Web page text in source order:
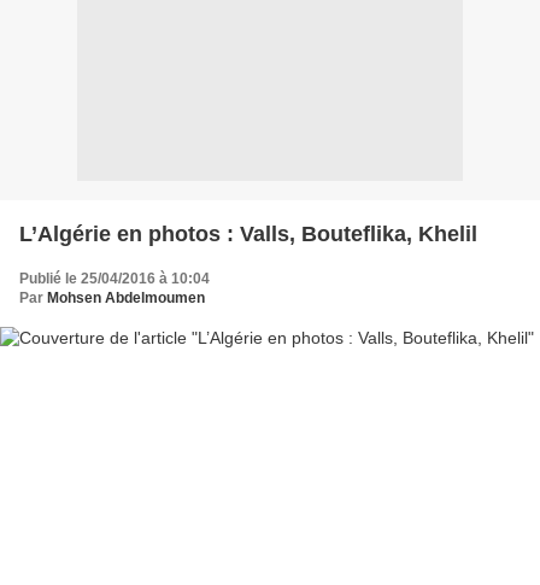
L’Algérie en photos : Valls, Bouteflika, Khelil
Publié le 25/04/2016 à 10:04
Par Mohsen Abdelmoumen